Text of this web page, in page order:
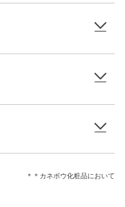
＊＊カネボウ化粧品において